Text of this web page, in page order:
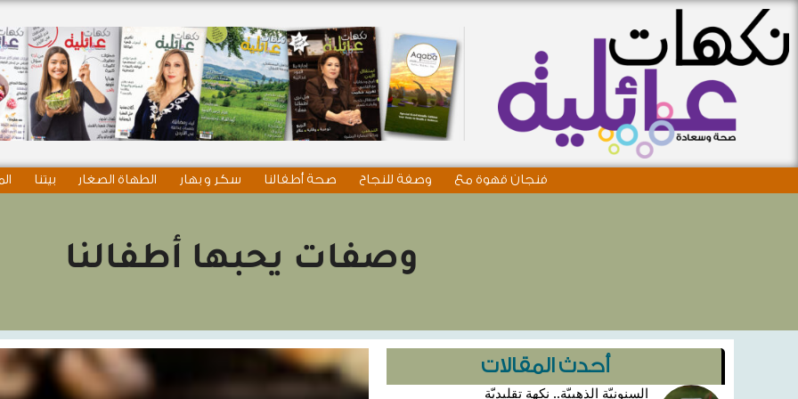
فنجان قهوة مع وصفة للنجاح صحة أطفالنا سكر و بهار الطهاة الصغار بيتنا
وصفات يحبها أطفالنا
أحدث المقالات
السنونيّة الذهبيّة.. نكهة تقليديّة